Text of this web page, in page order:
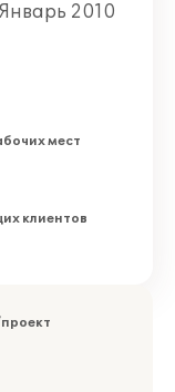
2010
мест
клиентов